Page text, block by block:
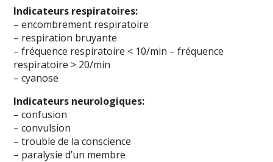
Indicateurs respiratoires:
– encombrement respiratoire
– respiration bruyante
– fréquence respiratoire < 10/min – fréquence
respiratoire > 20/min
– cyanose
Indicateurs neurologiques:
– confusion
– convulsion
– trouble de la conscience
– paralysie d’un membre